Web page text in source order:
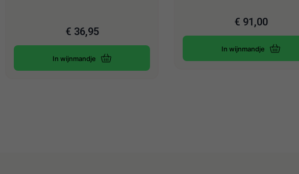
€ 36,95
In wijnmandje
€ 91,00
In wijnmandje